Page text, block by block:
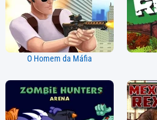
O Homem da Máfia